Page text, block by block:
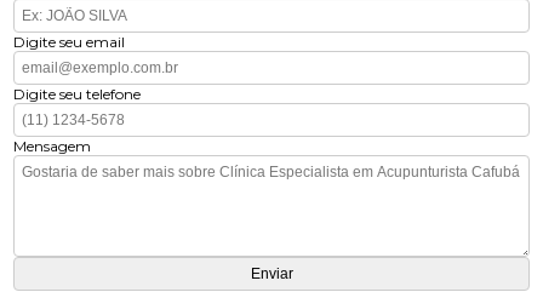
Digite seu email
Digite seu telefone
Mensagem